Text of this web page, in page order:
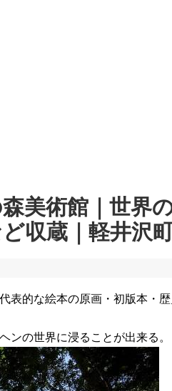
美術館｜世界
収蔵｜軽井沢
表的な絵本の原画・初版本・
ンの世界に浸ることが出来る。